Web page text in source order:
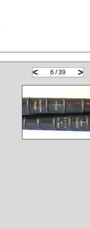
< >
6 / 39